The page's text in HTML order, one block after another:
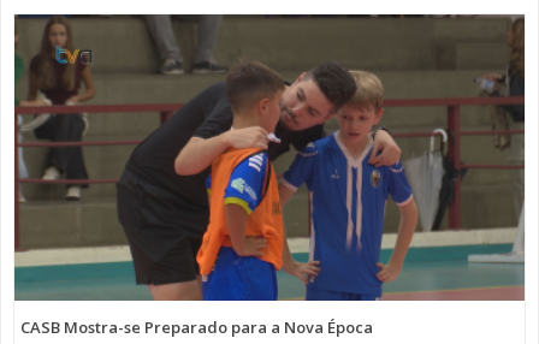
CASB Mostra-se Preparado para a Nova Época